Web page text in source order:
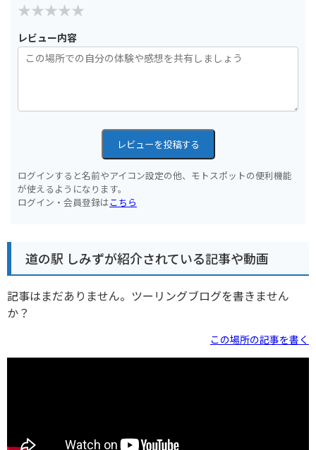
レビュー内容
レビューを投稿する
ログインすると名前やアイコン設定の他、モトスポットの便利機能
が使えるようになります。
ログイン・会員登録はこちら
道の駅 しみずが紹介されている記事や動画
記事はまだありません。ツーリングブログを書きません
か？
この場所の記事を書く